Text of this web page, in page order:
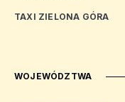
TAXI ZIELONA GÓRA
WOJEWÓDZTWA